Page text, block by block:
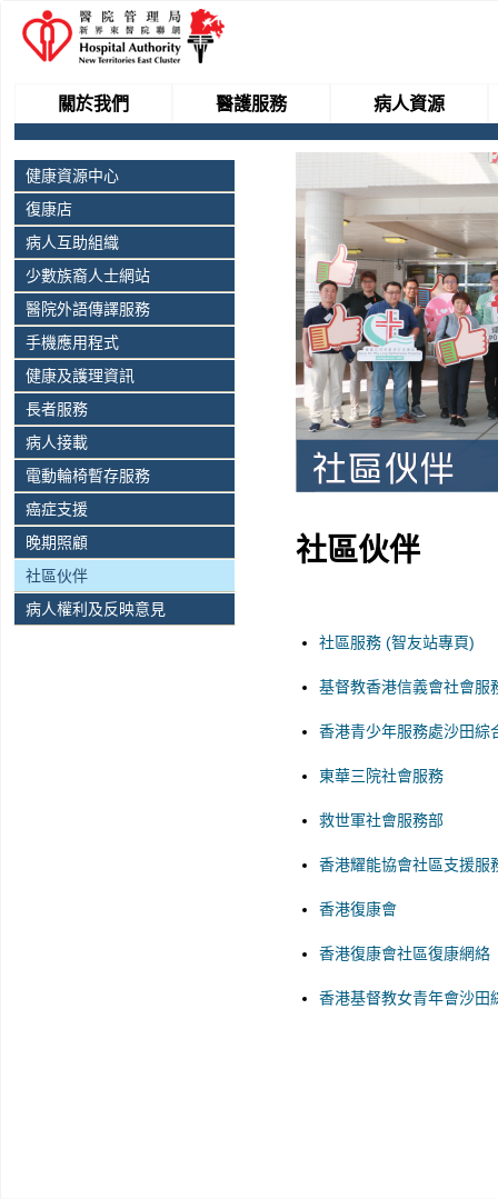
關於我們 醫護服務 病人資源
健康資源中心
復康店
病人互助組織
少數族裔人士網站
醫院外語傳譯服務
手機應用程式
健康及護理資訊
長者服務
病人接載
電動輪椅暫存服務
癌症支援
晚期照顧
社區伙伴
病人權利及反映意見
社區伙伴
社區服務 (智友站專頁)
基督教香港信義會社會服
香港青少年服務處沙田綜
東華三院社會服務
救世軍社會服務部
香港耀能協會社區支援服
香港復康會
香港復康會社區復康網絡
香港基督教女青年會沙田